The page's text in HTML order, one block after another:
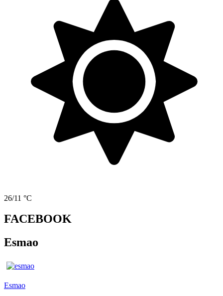
26/11 °C
FACEBOOK
Esmao
Esmao